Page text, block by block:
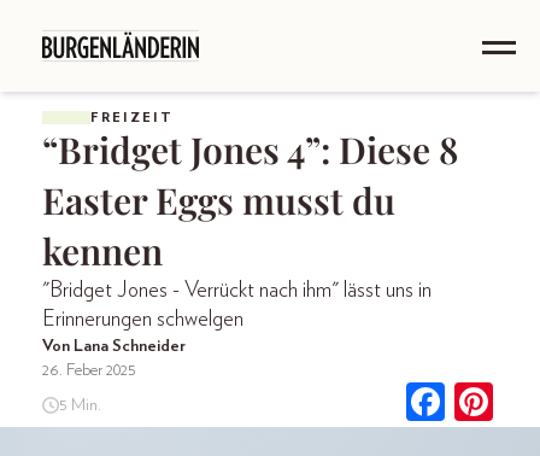
FREIZEIT
“Bridget Jones 4”: Diese 8
Easter Eggs musst du
kennen
"Bridget Jones - Verrückt nach ihm" lässt uns in
Erinnerungen schwelgen
Von Lana Schneider
26. Feber 2025
5 Min.